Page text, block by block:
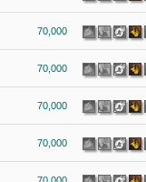
70,000
70,000
70,000
70,000